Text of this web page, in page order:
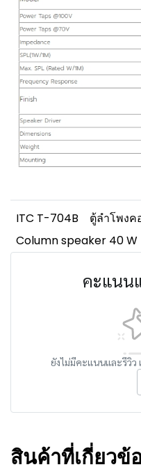
ITC T-704B
ตู้ลำโพง
Column speaker 40 W
คะแนน
ยังไม่มีคะแนนและรีวิ
สินค้าที่เกี่ยวข้